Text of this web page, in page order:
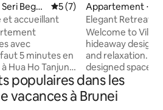
Bega
Évaluation moyenne sur
5 (7)
accueillant
avec
Hua Ho Tanjung
Leaf et
Le parc
10 minutes en
Appartement ⋅
as
Elegant Retreat
Confidentialité,
Welcome to Villa
hideaway
and relaxation. Step into a thoughtfully
designed space
a calming
unwinding or
retreat. Outdoors, the spacious patio
populaires dans les
vacances à Brunei